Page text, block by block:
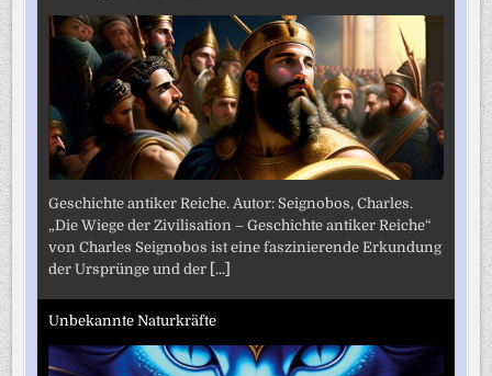
Geschichte antiker Reiche. Autor: Seignobos, Charles.
„Die Wiege der Zivilisation – Geschichte antiker Reiche“
von Charles Seignobos ist eine faszinierende Erkundung
der Ursprünge und der [...]
Unbekannte Naturkräfte